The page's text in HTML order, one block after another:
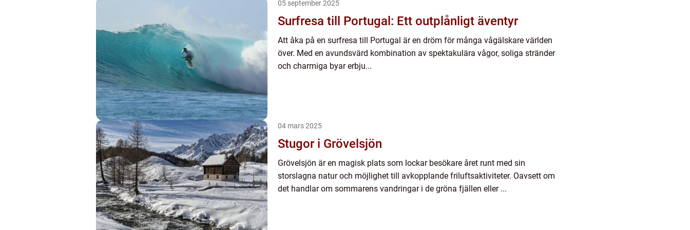
05 september 2025
Surfresa till Portugal: Ett outplånligt äventyr
Att åka på en surfresa till Portugal är en dröm för många vågälskare världen
över. Med en avundsvärd kombination av spektakulära vågor, soliga stränder
och charmiga byar erbju...
04 mars 2025
Stugor i Grövelsjön
Grövelsjön är en magisk plats som lockar besökare året runt med sin
storslagna natur och möjlighet till avkopplande friluftsaktiviteter. Oavsett om
det handlar om sommarens vandringar i de gröna fjällen eller ...